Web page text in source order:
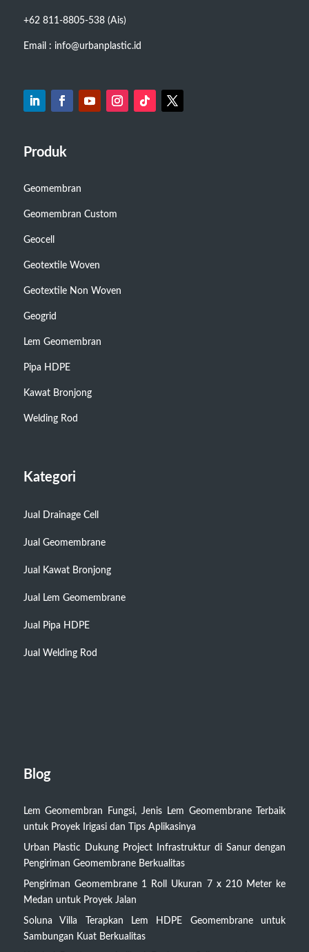
+62 811-8805-538 (Ais)
Email : info@urbanplastic.id
Produk
Geomembran
Geomembran Custom
Geocell
Geotextile Woven
Geotextile Non Woven
Geogrid
Lem Geomembran
Pipa HDPE
Kawat Bronjong
Welding Rod
Kategori
Jual Drainage Cell
Jual Geomembrane
Jual Kawat Bronjong
Jual Lem Geomembrane
Jual Pipa HDPE
Jual Welding Rod
Blog
Lem Geomembran Fungsi, Jenis Lem Geomembrane Terbaik
untuk Proyek Irigasi dan Tips Aplikasinya
Urban Plastic Dukung Project Infrastruktur di Sanur dengan
Pengiriman Geomembrane Berkualitas
Pengiriman Geomembrane 1 Roll Ukuran 7 x 210 Meter ke
Medan untuk Proyek Jalan
Soluna Villa Terapkan Lem HDPE Geomembrane untuk
Sambungan Kuat Berkualitas